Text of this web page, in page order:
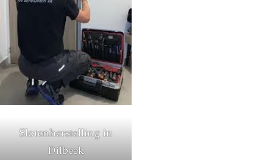
Slotenherstelling in
Dilbeek